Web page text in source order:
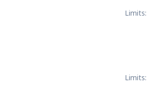
Limits:
Limits: